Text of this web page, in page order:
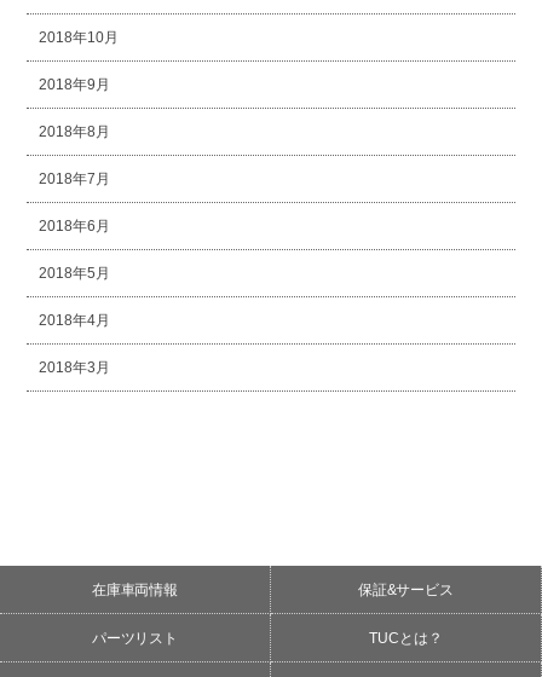
2018年10月
2018年9月
2018年8月
2018年7月
2018年6月
2018年5月
2018年4月
2018年3月
在庫車両情報 保証&サービス
パーツリスト TUCとは？